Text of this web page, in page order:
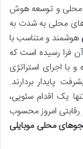
محلی و توسعه هوش
محلی به شدت به
هوشمند و متناسب با
فرا رسیده است که
اجرای استراتژی
پایدار بردارند.
یک اقدام سئویی،
رقابتی امروز محسوب
محلی موبایلی